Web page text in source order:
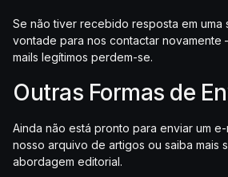
Se não tiver recebido resposta em uma
vontade para nos contactar
mails legítimos perdem-se.
Outras Formas de
Ainda não está pronto para enviar um e-
nosso arquivo de artigos ou saiba mais
abordagem editorial.